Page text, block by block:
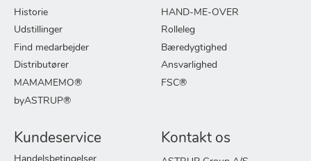
Historie
Udstillinger
Find medarbejder
Distributører
MAMAMEMO®
byASTRUP®
HAND-ME-OVER
Rolleleg
Bæredygtighed
Ansvarlighed
FSC®
Kundeservice Kontakt os